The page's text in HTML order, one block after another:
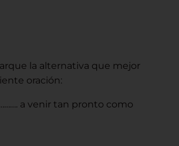
la alternativa que mejor
oración:
a venir tan pronto como